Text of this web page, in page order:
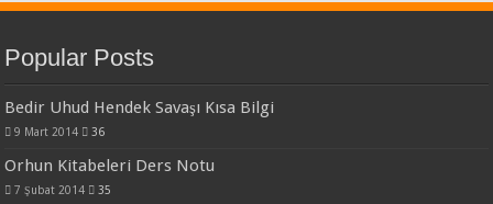
Popular Posts
Bedir Uhud Hendek Savaşı Kısa Bilgi
9 Mart 2014 36
Orhun Kitabeleri Ders Notu
7 Şubat 2014 35